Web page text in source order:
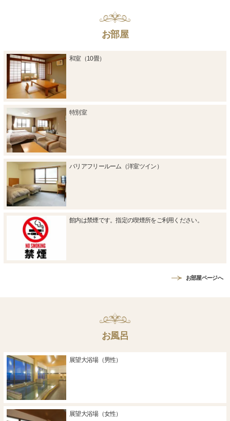
お部屋
和室（10畳）
特別室
バリアフリールーム（洋室ツイン）
館内は禁煙です。指定の喫煙所をご利用ください。
お部屋ページへ
お風呂
展望大浴場（男性）
展望大浴場（女性）